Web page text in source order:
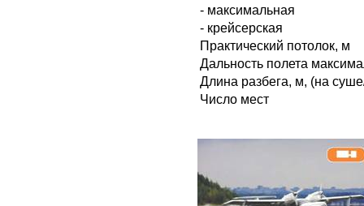
- максимальная
- крейсерская
Практический потолок, м
Дальность полета
Длина разбега, м, (на
Число мест